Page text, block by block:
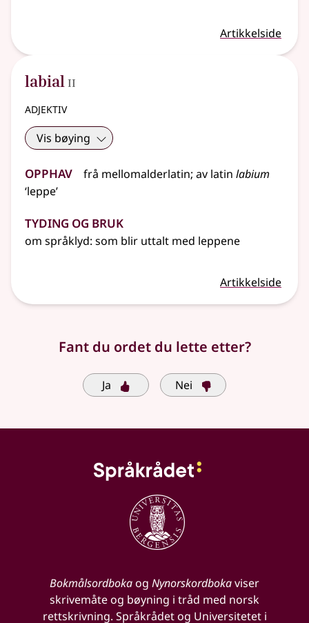
Artikkelside
labial 2
II
adjektiv
Vis bøying
Opphav frå mellomalderlatin; av latin labium
‘leppe’
Tyding og bruk
om språklyd: som blir uttalt med leppene
Artikkelside
Fant du ordet du lette etter?
Ja Nei
Bokmålsordbokaog Nynorskordbokaviser
skrivemåte og bøyning i tråd med norsk
rettskrivning. Språkrådet og Universitetet i